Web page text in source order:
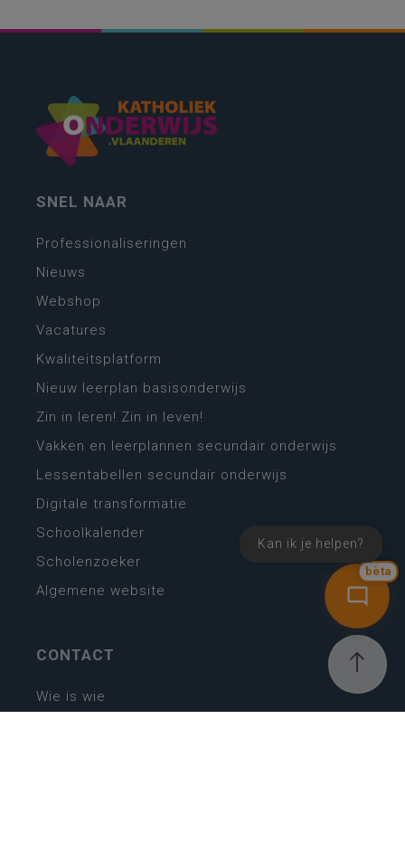
bèta
Kan ik je helpen?
SNEL NAAR
Professionaliseringen
Nieuws
Webshop
Vacatures
Kwaliteitsplatform
Nieuw leerplan basisonderwijs
Zin in leren! Zin in leven!
Vakken en leerplannen secundair onderwijs
Lessentabellen secundair onderwijs
Digitale transformatie
Schoolkalender
Scholenzoeker
Algemene website
CONTACT
Wie is wie